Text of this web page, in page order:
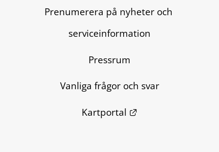
Prenumerera på nyheter och
serviceinformation
Pressrum
Vanliga frågor och svar
Kartportal
Länk till annan